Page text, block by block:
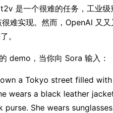
是一个很难的任务，工业
难实现。然而，OpenAI 又
。
demo，当你向 Sora 输入：
a Tokyo street filled
wears a black leather
purse. She wears